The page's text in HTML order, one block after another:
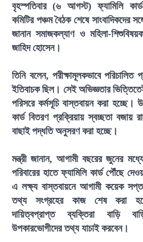
বৃহস্পতিবার (৬ আগস্ট) ফ্যামিলি
কমিটির পঞ্চম বৈঠক শেষে সাংবাদিকদের
জানান সমাজকল্যাণ ও মহিলা-
জাহিদ হোসেন।
তিনি বলেন, পরীক্ষামূলকভাবে পরিচালিত
ইতিবাচক ছিল। সেই অভিজ্ঞতার
পরিসরে কর্মসূচি বাস্তবায়ন করা হচ্ছে।
কার্ড বিতরণ প্রক্রিয়ায় স্বচ্ছতা বজায়
বাছাই পদ্ধতি অনুসরণ করা হচ্ছে।
মন্ত্রী জানান, আগামী বছরের জুনের
পরিবারের হাতে ফ্যামিলি কার্ড পৌঁছে
এ লক্ষ্য বাস্তবায়নে আগামী কয়েক
তথ্য সংগ্রহের কাজ শেষ করা
দায়িত্বপ্রাপ্ত ব্যক্তিরা বাড়ি
উপকারভোগীদের তথ্য যাচাই করবেন।